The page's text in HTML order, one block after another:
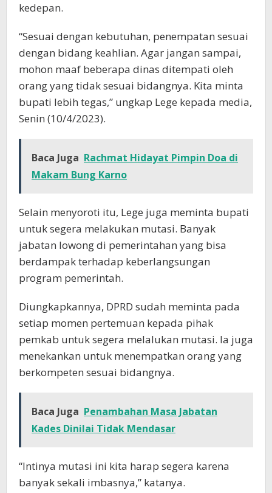
kedepan.
“Sesuai dengan kebutuhan, penempatan sesuai
dengan bidang keahlian. Agar jangan sampai,
mohon maaf beberapa dinas ditempati oleh
orang yang tidak sesuai bidangnya. Kita minta
bupati lebih tegas,” ungkap Lege kepada media,
Senin (10/4/2023).
Baca Juga Rachmat Hidayat Pimpin Doa di
Makam Bung Karno
Selain menyoroti itu, Lege juga meminta bupati
untuk segera melakukan mutasi. Banyak
jabatan lowong di pemerintahan yang bisa
berdampak terhadap keberlangsungan
program pemerintah.
Diungkapkannya, DPRD sudah meminta pada
setiap momen pertemuan kepada pihak
pemkab untuk segera melalukan mutasi. Ia juga
menekankan untuk menempatkan orang yang
berkompeten sesuai bidangnya.
Baca Juga Penambahan Masa Jabatan
Kades Dinilai Tidak Mendasar
“Intinya mutasi ini kita harap segera karena
banyak sekali imbasnya,” katanya.